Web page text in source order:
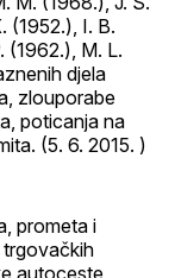
(1952.), I. B.
(1962.), M. L.
djela
zlouporabe
poticanja na
(5. 6. 2015. )
prometa i
trgovačkih
autoceste